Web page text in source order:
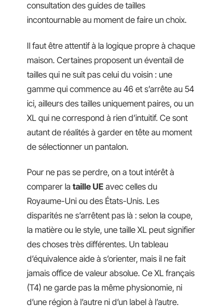
consultation des guides de tailles
incontournable au moment de faire un choix.
Il faut être attentif à la logique propre à chaque
maison. Certaines proposent un éventail de
tailles qui ne suit pas celui du voisin : une
gamme qui commence au 46 et s’arrête au 54
ici, ailleurs des tailles uniquement paires, ou un
XL qui ne correspond à rien d’intuitif. Ce sont
autant de réalités à garder en tête au moment
de sélectionner un pantalon.
Pour ne pas se perdre, on a tout intérêt à
comparer la taille UE avec celles du
Royaume-Uni ou des États-Unis. Les
disparités ne s’arrêtent pas là : selon la coupe,
la matière ou le style, une taille XL peut signifier
des choses très différentes. Un tableau
d’équivalence aide à s’orienter, mais il ne fait
jamais office de valeur absolue. Ce XL français
(T4) ne garde pas la même physionomie, ni
d’une région à l’autre ni d’un label à l’autre.